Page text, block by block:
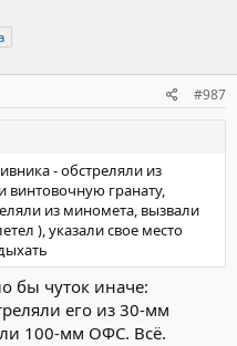
#987
- обстреляли из
винтовочную гранату,
из миномета, вызвали
), указали свое место
бы чуток иначе:
его из 30-мм
100-мм ОФС. Всё.